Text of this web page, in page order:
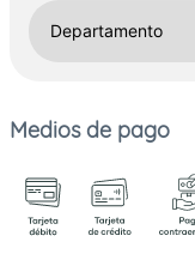
Medios de pago